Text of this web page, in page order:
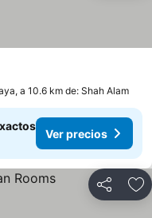
a 10.6 km de: Shah Alam
Ver precios
Compartir